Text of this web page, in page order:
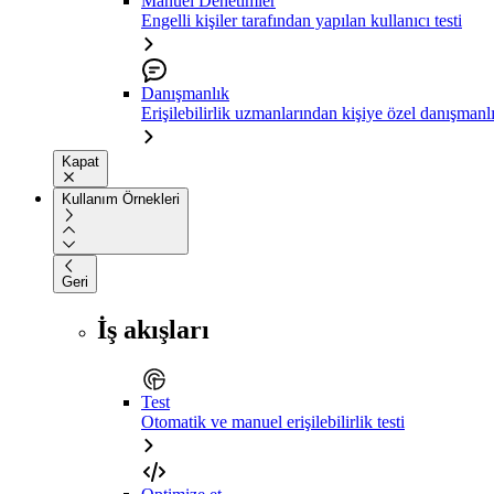
Engelli kişiler tarafından yapılan kullanıcı testi
Danışmanlık
Erişilebilirlik uzmanlarından kişiye özel
Kapat
Kullanım Örnekleri
Geri
İş akışları
Test
Otomatik ve manuel erişilebilirlik testi